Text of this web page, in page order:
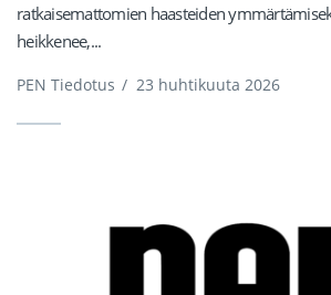
ratkaisemattomien haasteiden
heikkenee,...
PEN Tiedotus / 23 huhtikuuta 2026